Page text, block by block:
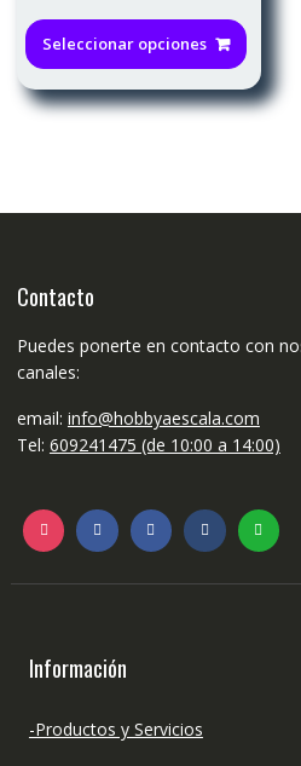
17,00€
hasta
22,00€
Seleccionar opciones
tiene
Contacto
Puedes ponerte en contacto con
canales:
email: info@hobbyaescala.com
Tel: 609241475 (de 10:00 a 14:00)
Información
-Productos y Servicios